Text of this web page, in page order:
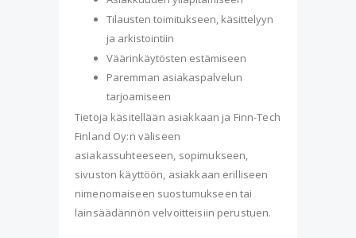
Tilausten toimitukseen, käsittelyyn
ja arkistointiin
Väärinkäytösten estämiseen
Paremman asiakaspalvelun
tarjoamiseen
Tietoja käsitellään asiakkaan ja Finn-Tech
Finland Oy:n väliseen
asiakassuhteeseen, sopimukseen,
sivuston käyttöön, asiakkaan erilliseen
nimenomaiseen suostumukseen tai
lainsäädännön velvoitteisiin perustuen.